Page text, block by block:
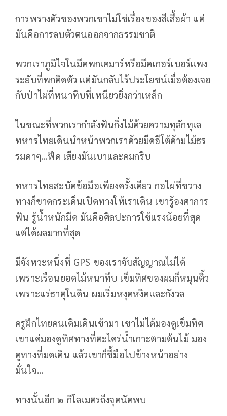
การพรางตัวของพวกเขาไม่ใช่เรื่องของสีเสื้อผ้า แต่
มันคือการลบตัวตนออกจากธรรมชาติ
พวกเราภูมิใจในมีดพกเคมาร์หรือมีดเกอร์เบอร์แพง
ระยับที่พกติดตัว แต่มันกลับไร้ประโยชน์เมื่อต้องเจอ
กับป่าไผ่ที่หนาทึบที่เหนียวยิ่งกว่าเหล็ก
ในขณะที่พวกเรากำลังฟันกิ่งไม้ด้วยความทุลักทุเล
ทหารไทยเดินนำหน้าพวกเราด้วยมีดอีโต้ด้ามไม้ธร
รมดาๆ...ฟึด เสียงมันเบาและคมกริบ
ทหารไทยสะบัดข้อมือเพียงครั้งเดียว กอไผ่ที่ขวาง
ทางก็ขาดกระเด็นเปิดทางให้เราเดิน เขารู้องศาการ
ฟัน รู้น้ำหนักมีด มันคือศิลปะการใช้แรงน้อยที่สุด
แต่ได้ผลมากที่สุด
มีจังหวะหนึ่งที่ GPS ของเราจับสัญญาณไม่ได้
เพราะเรือนยอดไม้หนาทึบ เข็มทิศของผมก็หมุนติ้ว
เพราะแร่ธาตุในดิน ผมเริ่มหงุดหงิดและกังวล
ครูฝึกไทยคนเดิมเดินเข้ามา เขาไม่ได้มองดูเข็มทิศ
เขาแค่มองดูทิศทางที่ตะไคร่น้ำเกาะตามต้นไม้ มอง
ดูทางที่มดเดิน แล้วเขาก็ชี้มือไปข้างหน้าอย่าง
มั่นใจ...
ทางนั้นอีก ๒ กิโลเมตรถึงจุดนัดพบ